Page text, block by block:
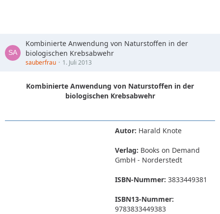
Kombinierte Anwendung von Naturstoffen in der
biologischen Krebsabwehr
sauberfrau 1. Juli 2013
Kombinierte Anwendung von Naturstoffen in der
biologischen Krebsabwehr
Autor: Harald Knote
Verlag: Books on Demand
GmbH - Norderstedt
ISBN-Nummer: 3833449381
ISBN13-Nummer:
9783833449383